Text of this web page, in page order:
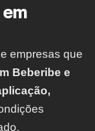
empresas que
Beberibe e